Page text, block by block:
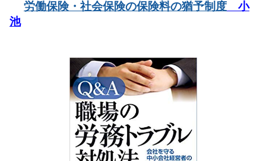
労働保険・社会保険の保険料の猶予制度 小
池